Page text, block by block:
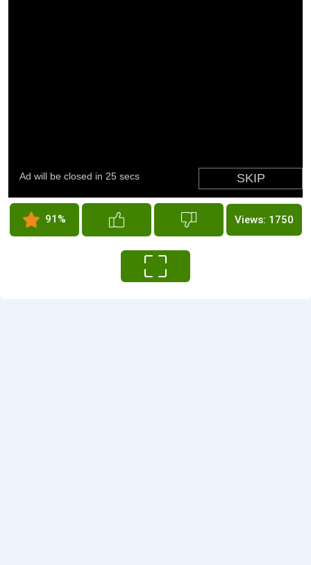
91% Views: 1750